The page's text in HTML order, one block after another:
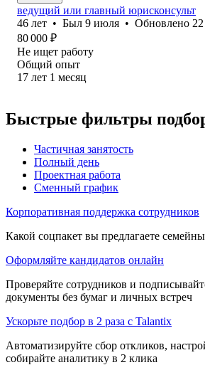
ведущий или главный юрисконсульт
46 лет • Был 9 июля • Обновлено
80 000 ₽
Не ищет работу
Общий опыт
17 лет 1 месяц
Быстрые фильтры
Частичная занятость
Полный день
Проектная работа
Сменный график
Корпоративная поддержка сотрудников
Какой соцпакет вы предлагаете
Оформляйте кандидатов онлайн
Проверяйте сотрудников и
документы без бумаг и личных встреч
Ускорьте подбор в 2 раза с Talantix
Автоматизируйте сбор откликов,
собирайте аналитику в 2 клика